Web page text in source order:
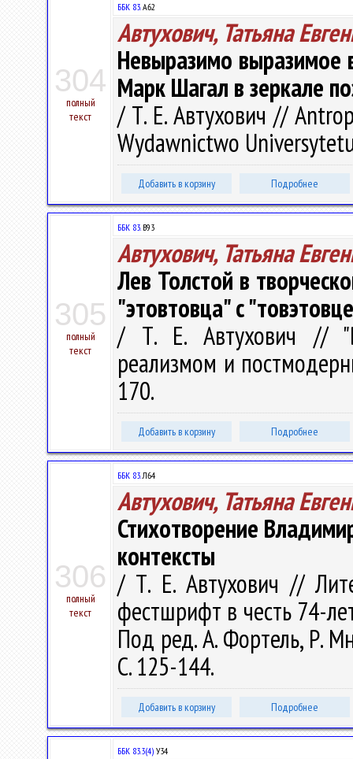
304
полный
текст
ББК 83.A62
Автухович, Татьяна
Невыразимо выразимое
Марк Шагал в зеркале
/ Т. Е. Автухович //
Wydawnictwo
Добавить в корзину Подробнее
305
полный
текст
ББК 83.В93
Автухович, Татьяна
Лев Толстой в
"этовтовца" с
/ Т. Е. Автухович //
реализмом и
170.
Добавить в корзину Подробнее
306
полный
текст
ББК 83.Л64
Автухович, Татьяна
Стихотворение
контексты
/ Т. Е. Автухович //
фестшрифт в честь 74-
Под ред. А. Фортель, Р.
С. 125-144.
Добавить в корзину Подробнее
ББК 83.3(4) У34